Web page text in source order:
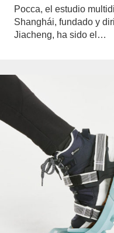
Pocca, el estudio
Shanghái, fundado y
Jiacheng, ha sido el…